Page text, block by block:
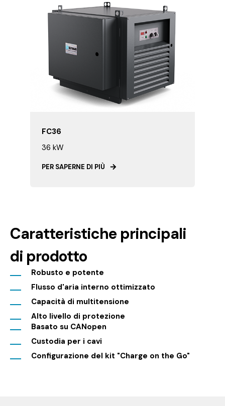
FC36
36 kW
PER SAPERNE DI PIÙ
Caratteristiche principali
di prodotto
Robusto e potente
Flusso d'aria interno ottimizzato
Capacità di multitensione
Alto livello di protezione
Basato su CANopen
Custodia per i cavi
Configurazione del kit "Charge on the Go"